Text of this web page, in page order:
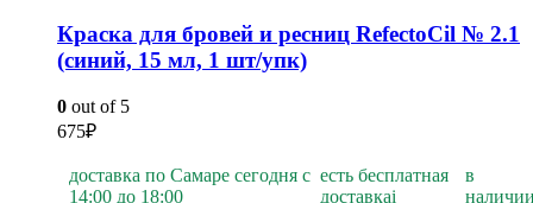
Краска для бровей и ресниц RefectoCil № 2.1
(синий, 15 мл, 1 шт/упк)
0 out of 5
675₽
доставка по Самаре сегодня с
14:00 до 18:00
есть бесплатная
доставкаi
в